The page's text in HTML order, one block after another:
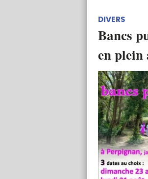
DIVERS
Bancs
en